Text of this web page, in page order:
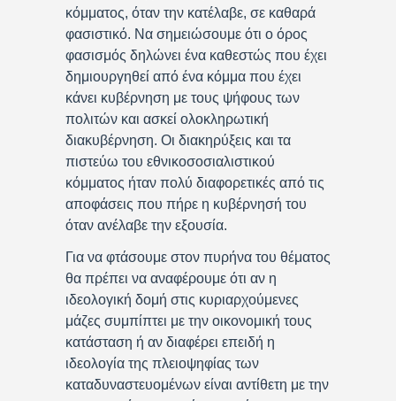
κόμματος, όταν την κατέλαβε, σε καθαρά
φασιστικό. Να σημειώσουμε ότι ο όρος
φασισμός δηλώνει ένα καθεστώς που έχει
δημιουργηθεί από ένα κόμμα που έχει
κάνει κυβέρνηση με τους ψήφους των
πολιτών και ασκεί ολοκληρωτική
διακυβέρνηση. Οι διακηρύξεις και τα
πιστεύω του εθνικοσοσιαλιστικού
κόμματος ήταν πολύ διαφορετικές από τις
αποφάσεις που πήρε η κυβέρνησή του
όταν ανέλαβε την εξουσία.
Για να φτάσουμε στον πυρήνα του θέματος
θα πρέπει να αναφέρουμε ότι αν η
ιδεολογική δομή στις κυριαρχούμενες
μάζες συμπίπτει με την οικονομική τους
κατάσταση ή αν διαφέρει επειδή η
ιδεολογία της πλειοψηφίας των
καταδυναστευομένων είναι αντίθετη με την